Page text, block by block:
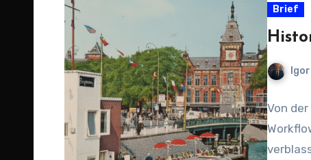
Brief
Von